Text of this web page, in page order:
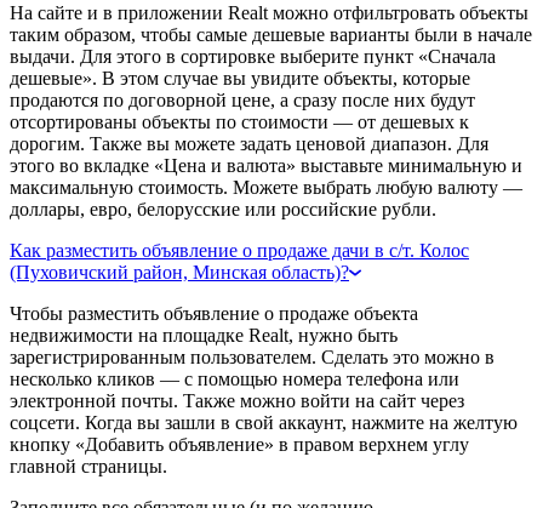
На сайте и в приложении Realt можно отфильтровать объекты
таким образом, чтобы самые дешевые варианты были в начале
выдачи. Для этого в сортировке выберите пункт «Сначала
дешевые». В этом случае вы увидите объекты, которые
продаются по договорной цене, а сразу после них будут
отсортированы объекты по стоимости — от дешевых к
дорогим. Также вы можете задать ценовой диапазон. Для
этого во вкладке «Цена и валюта» выставьте минимальную и
максимальную стоимость. Можете выбрать любую валюту —
доллары, евро, белорусские или российские рубли.
Как разместить объявление о продаже дачи в с/т. Колос
(Пуховичский район, Минская область)?
Чтобы разместить объявление о продаже объекта
недвижимости на площадке Realt, нужно быть
зарегистрированным пользователем. Сделать это можно в
несколько кликов — с помощью номера телефона или
электронной почты. Также можно войти на сайт через
соцсети. Когда вы зашли в свой аккаунт, нажмите на желтую
кнопку «Добавить объявление» в правом верхнем углу
главной страницы.